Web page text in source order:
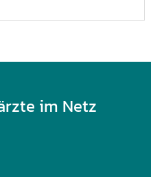
im Netz